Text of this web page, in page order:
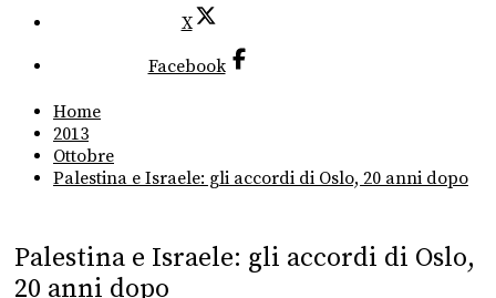
X
Facebook
Home
2013
Ottobre
Palestina e Israele: gli accordi di Oslo, 20 anni dopo
Palestina e Israele: gli accordi di Oslo,
20 anni dopo